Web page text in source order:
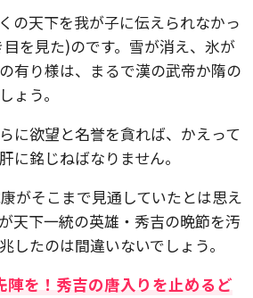
の天下を我が子に伝えられなかっ
を見た)のです。雪が消え、氷が
有り様は、まるで漢の武帝か隋の
ょう。
に欲望と名誉を貪れば、かえって
に銘じねばなりません。
そこまで見通していたとは思え
天下一統の英雄・秀吉の晩節を汚
したのは間違いないでしょう。
陣を！秀吉の唐入りを止めるど